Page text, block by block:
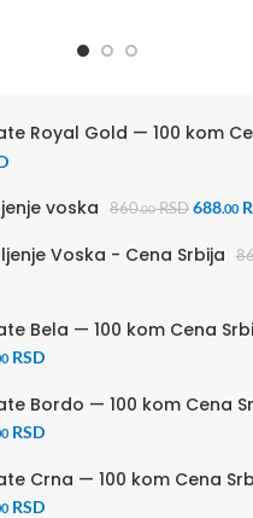
Royal Gold — 100 kom
voska 860.00 RSD 688.00
Voska - Cena Srbija
Bela — 100 kom Cena
RSD
Bordo — 100 kom Cena
RSD
Crna — 100 kom Cena
RSD